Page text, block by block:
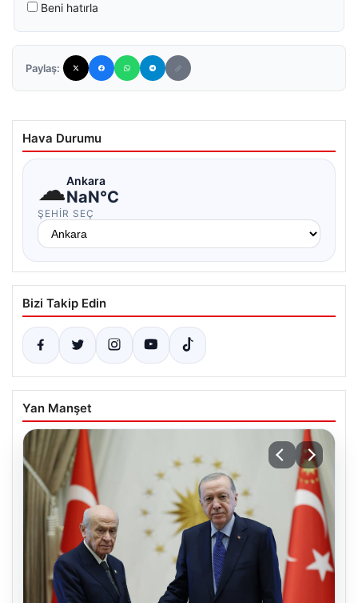
Beni hatırla
Paylaş:
Hava Durumu
☁Ankara
NaN°C
ŞEHIR SEÇ
Bizi Takip Edin
Yan Manşet